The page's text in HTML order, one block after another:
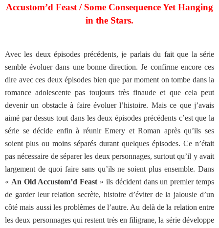
Accustom’d Feast / Some Consequence Yet Hanging
in the Stars.
Avec les deux épisodes précédents, je parlais du fait que la série
semble évoluer dans une bonne direction. Je confirme encore ces
dire avec ces deux épisodes bien que par moment on tombe dans la
romance adolescente pas toujours très finaude et que cela peut
devenir un obstacle à faire évoluer l’histoire. Mais ce que j’avais
aimé par dessus tout dans les deux épisodes précédents c’est que la
série se décide enfin à réunir Emery et Roman après qu’ils ses
soient plus ou moins séparés durant quelques épisodes. Ce n’était
pas nécessaire de séparer les deux personnages, surtout qu’il y avait
largement de quoi faire sans qu’ils ne soient plus ensemble. Dans
« An Old Accustom’d Feast » ils décident dans un premier temps
de garder leur relation secrète, histoire d’éviter de la jalousie d’un
côté mais aussi les problèmes de l’autre. Au delà de la relation entre
les deux personnages qui restent très en filigrane, la série développe